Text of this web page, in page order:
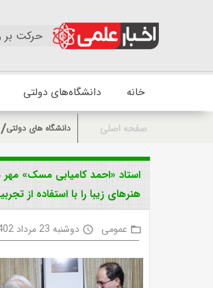
حرکت بر
خانه دانشگاه‌های دولتی
صفحه اصلی دانشگاه های دولتی
استاد «احمد کامیابی مسک»
هنرهای زیبا را با استفاده از
folder_open عمومی access_time دوشنبه 23 مرداد 1402 ساعت 3:17